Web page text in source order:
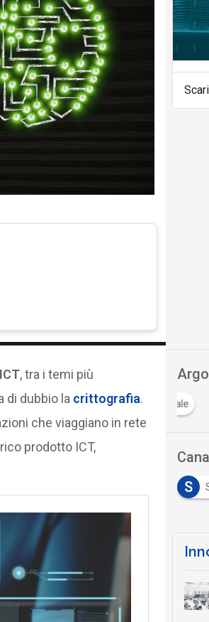
, tra i temi più
di dubbio la crittografia.
che viaggiano in rete
prodotto ICT,
C
conservazione digitale
S